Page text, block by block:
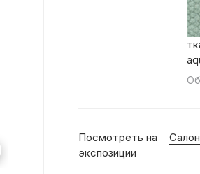
Посмотреть на
экспозиции